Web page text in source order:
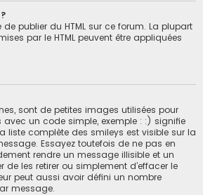
de publier du HTML sur ce forum. La plupart
par le HTML peuvent être appliquées
sont de petites images utilisées pour
avec un code simple, exemple : :) signifie
liste complète des smileys est visible sur la
Essayez toutefois de ne pas en
rendre un message illisible et un
les retirer ou simplement d’effacer le
peut aussi avoir défini un nombre
message.